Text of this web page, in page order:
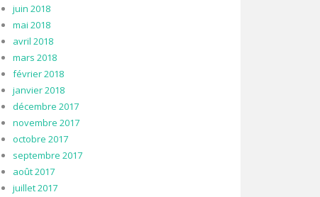
juin 2018
mai 2018
avril 2018
mars 2018
février 2018
janvier 2018
décembre 2017
novembre 2017
octobre 2017
septembre 2017
août 2017
juillet 2017